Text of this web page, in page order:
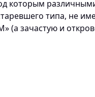
которым
типа, не
(а зачастую и